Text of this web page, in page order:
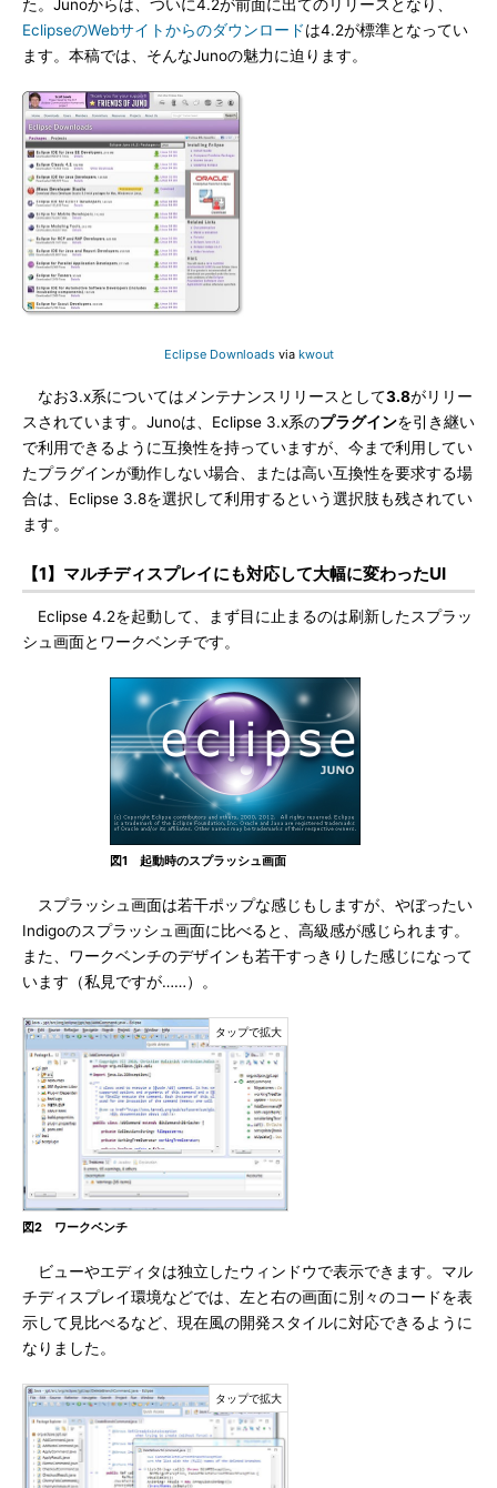
た。Junoからは、ついに4.2が前面に出てのリリースとなり、
EclipseのWebサイトからのダウンロードは4.2が標準となってい
ます。本稿では、そんなJunoの魅力に迫ります。
Eclipse Downloadsvia kwout
なお3.x系についてはメンテナンスリリースとして3.8がリリー
スされています。Junoは、Eclipse 3.x系のプラグインを引き継い
で利用できるように互換性を持っていますが、今まで利用してい
たプラグインが動作しない場合、または高い互換性を要求する場
合は、Eclipse 3.8を選択して利用するという選択肢も残されてい
ます。
【1】マルチディスプレイにも対応して大幅に変わったUI
Eclipse 4.2を起動して、まず目に止まるのは刷新したスプラッ
シュ画面とワークベンチです。
図1 起動時のスプラッシュ画面
スプラッシュ画面は若干ポップな感じもしますが、やぼったい
Indigoのスプラッシュ画面に比べると、高級感が感じられます。
また、ワークベンチのデザインも若干すっきりした感じになって
います（私見ですが……）。
図2 ワークベンチ
ビューやエディタは独立したウィンドウで表示できます。マル
チディスプレイ環境などでは、左と右の画面に別々のコードを表
示して見比べるなど、現在風の開発スタイルに対応できるように
なりました。